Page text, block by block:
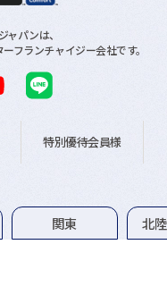
パンは、
フランチャイジー会社です。
特別優待会員様
関東 北